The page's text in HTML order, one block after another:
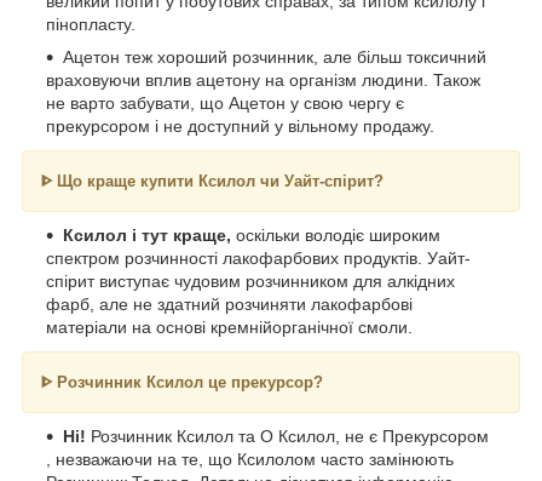
пінопласту.
Ацетон теж хороший розчинник, але більш токсичний
враховуючи вплив ацетону на організм людини. Також
не варто забувати, що Ацетон у свою чергу є
прекурсором і не доступний у вільному продажу.
ᐈ Що краще купити Ксилол чи Уайт-спірит?
Ксилол і тут краще, оскільки володіє широким
спектром розчинності лакофарбових продуктів. Уайт-
спірит виступає чудовим розчинником для алкідних
фарб, але не здатний розчиняти лакофарбові
матеріали на основі кремнійорганічної смоли.
ᐈ Розчинник Ксилол це прекурсор?
Ні! Розчинник Ксилол та О Ксилол, не є Прекурсором
, незважаючи на те, що Ксилолом часто замінюють